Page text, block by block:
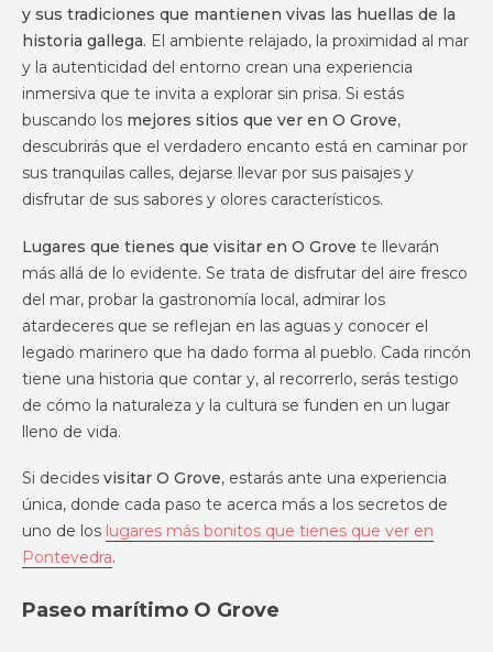
y sus tradiciones que mantienen vivas las huellas de la
historia gallega. El ambiente relajado, la proximidad al mar
y la autenticidad del entorno crean una experiencia
inmersiva que te invita a explorar sin prisa. Si estás
buscando los mejores sitios que ver en O Grove,
descubrirás que el verdadero encanto está en caminar por
sus tranquilas calles, dejarse llevar por sus paisajes y
disfrutar de sus sabores y olores característicos.
Lugares que tienes que visitar en O Grove te llevarán
más allá de lo evidente. Se trata de disfrutar del aire fresco
del mar, probar la gastronomía local, admirar los
atardeceres que se reflejan en las aguas y conocer el
legado marinero que ha dado forma al pueblo. Cada rincón
tiene una historia que contar y, al recorrerlo, serás testigo
de cómo la naturaleza y la cultura se funden en un lugar
lleno de vida.
Si decides visitar O Grove, estarás ante una experiencia
única, donde cada paso te acerca más a los secretos de
uno de los lugares más bonitos que tienes que ver en
Pontevedra.
Paseo marítimo O Grove